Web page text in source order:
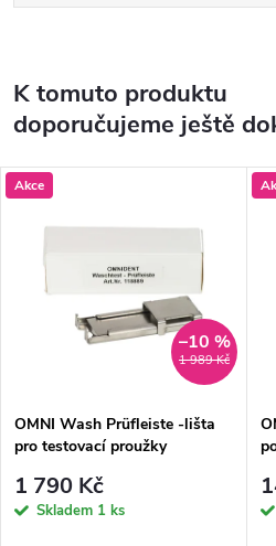
K tomuto produktu
doporučujeme ještě
Akce
1 989 Kč
–10 %
OMNI Wash Prüfleiste -lišta
pro testovací proužky
1 790 Kč
Skladem 1 ks